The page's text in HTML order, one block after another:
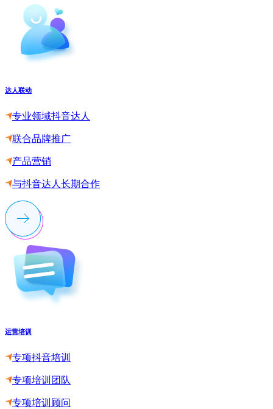
达人联动
专业领域抖音达人
联合品牌推广
产品营销
与抖音达人长期合作
运营培训
专项抖音培训
专项培训团队
专项培训顾问